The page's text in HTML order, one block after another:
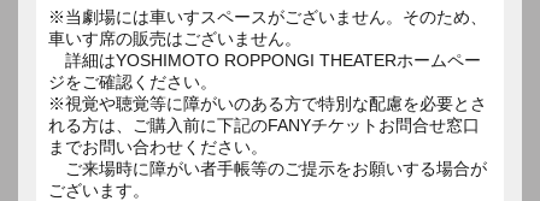
※当劇場には車いすスペースがございません。そのため、
車いす席の販売はございません。
詳細はYOSHIMOTO ROPPONGI THEATERホームペー
ジをご確認ください。
※視覚や聴覚等に障がいのある方で特別な配慮を必要とさ
れる方は、ご購入前に下記のFANYチケットお問合せ窓口
までお問い合わせください。
ご来場時に障がい者手帳等のご提示をお願いする場合が
ございます。